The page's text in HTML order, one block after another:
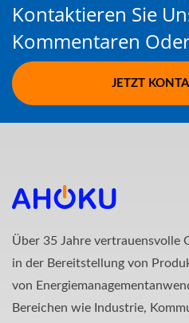
Kontaktieren Sie
Kommentaren
JETZT
Über 35 Jahre vertrauensvolle
in der Bereitstellung von
von
Bereichen wie Industrie,